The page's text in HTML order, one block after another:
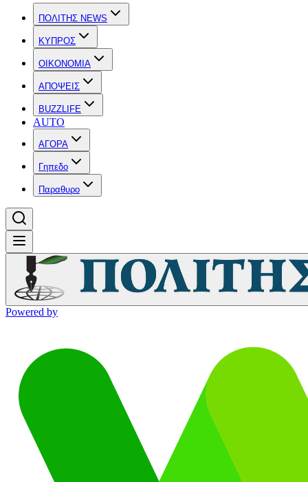
ΠΟΛΙΤΗΣ NEWS
ΚΥΠΡΟΣ
OIKONOMIA
ΑΠΟΨΕΙΣ
BUZZLIFE
AUTO
ΑΓΟΡΑ
Γηπεδο
Παραθυρο
Powered by